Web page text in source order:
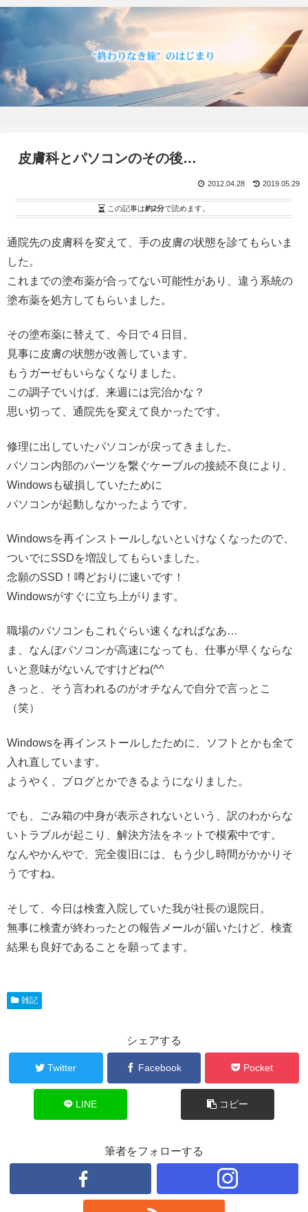
皮膚科とパソコンのその後…
2019.05.29
2012.04.28
この記事は約2分で読めます。
通院先の皮膚科を変えて、手の皮膚の状態を診てもらいま
した。
これまでの塗布薬が合ってない可能性があり、違う系統の
塗布薬を処方してもらいました。
その塗布薬に替えて、今日で４日目。
見事に皮膚の状態が改善しています。
もうガーゼもいらなくなりました。
この調子でいけば、来週には完治かな？
思い切って、通院先を変えて良かったです。
修理に出していたパソコンが戻ってきました。
パソコン内部のパーツを繋ぐケーブルの接続不良により、
Windowsも破損していたために
パソコンが起動しなかったようです。
Windowsを再インストールしないといけなくなったので、
ついでにSSDを増設してもらいました。
念願のSSD！噂どおりに速いです！
Windowsがすぐに立ち上がります。
職場のパソコンもこれぐらい速くなればなあ…
ま、なんぼパソコンが高速になっても、仕事が早くならな
いと意味がないんですけどね(^^ゞ
きっと、そう言われるのがオチなんで自分で言っとこ
（笑）
Windowsを再インストールしたために、ソフトとかも全て
入れ直しています。
ようやく、ブログとかできるようになりました。
でも、ごみ箱の中身が表示されないという、訳のわからな
いトラブルが起こり、解決方法をネットで模索中です。
なんやかんやで、完全復旧には、もう少し時間がかかりそ
うですね。
そして、今日は検査入院していた我が社長の退院日。
無事に検査が終わったとの報告メールが届いたけど、検査
結果も良好であることを願ってます。
雑記
シェアする
Twitter Facebook Pocket
LINE コピー
筆者をフォローする